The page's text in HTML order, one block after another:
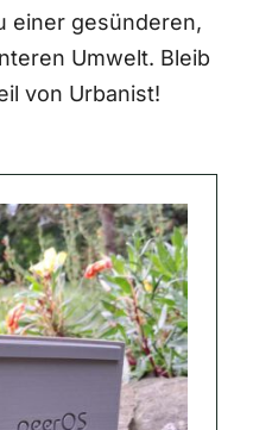
einer gesünderen,
Umwelt. Bleib
von Urbanist!